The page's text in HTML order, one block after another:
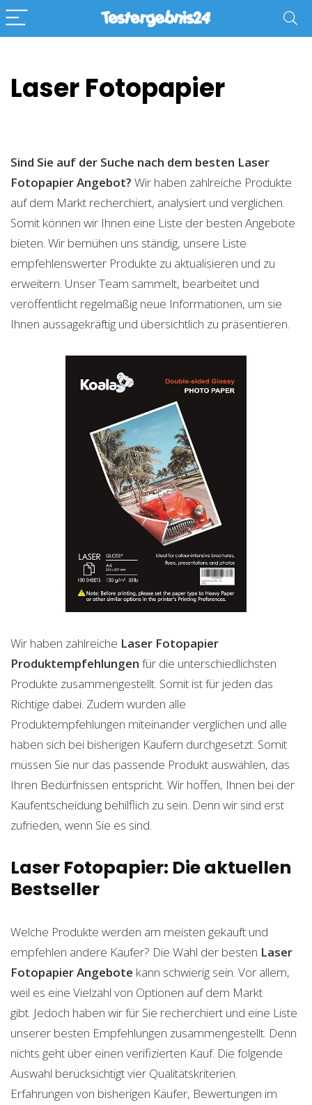
Laser Fotopapier
Sind Sie auf der Suche nach dem besten Laser
FotopapierAngebot? Wir haben zahlreiche Produkte
auf dem Markt recherchiert, analysiert und verglichen.
Somit können wir Ihnen eine Liste der besten Angebote
bieten. Wir bemühen uns ständig, unsere Liste
empfehlenswerter Produkte zu aktualisieren und zu
erweitern. Unser Team sammelt, bearbeitet und
veröffentlicht regelmäßig neue Informationen, um sie
Ihnen aussagekräftig und übersichtlich zu präsentieren.
Wir haben zahlreiche Laser Fotopapier
Produktempfehlungen für die unterschiedlichsten
Produkte zusammengestellt. Somit ist für jeden das
Richtige dabei. Zudem wurden alle
Produktempfehlungen miteinander verglichen und alle
haben sich bei bisherigen Käufern durchgesetzt. Somit
müssen Sie nur das passende Produkt auswählen, das
Ihren Bedürfnissen entspricht. Wir hoffen, Ihnen bei der
Kaufentscheidung behilflich zu sein. Denn wir sind erst
zufrieden, wenn Sie es sind.
Laser Fotopapier: Die aktuellen
Bestseller
Welche Produkte werden am meisten gekauft und
empfehlen andere Käufer? Die Wahl der besten Laser
FotopapierAngebote kann schwierig sein. Vor allem,
weil es eine Vielzahl von Optionen auf dem Markt
gibt. Jedoch haben wir für Sie recherchiert und eine Liste
unserer besten Empfehlungen zusammengestellt. Denn
nichts geht über einen verifizierten Kauf. Die folgende
Auswahl berücksichtigt vier Qualitätskriterien.
Erfahrungen von bisherigen Käufer, Bewertungen im